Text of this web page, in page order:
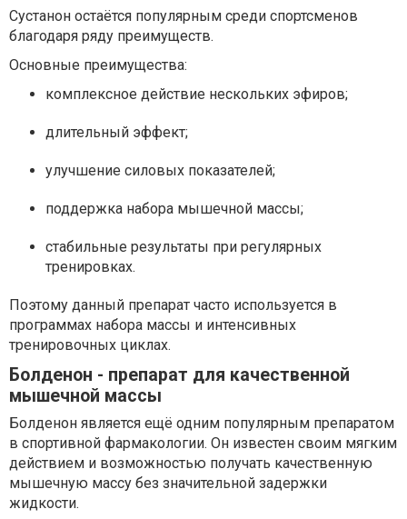
Сустанон остаётся популярным среди спортсменов
благодаря ряду преимуществ.
Основные преимущества:
комплексное действие нескольких эфиров;
длительный эффект;
улучшение силовых показателей;
поддержка набора мышечной массы;
стабильные результаты при регулярных
тренировках.
Поэтому данный препарат часто используется в
программах набора массы и интенсивных
тренировочных циклах.
Болденон - препарат для качественной
мышечной массы
Болденон является ещё одним популярным препаратом
в спортивной фармакологии. Он известен своим мягким
действием и возможностью получать качественную
мышечную массу без значительной задержки
жидкости.